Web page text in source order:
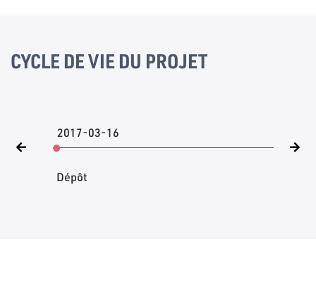
CYCLE DE VIE DU PROJET
2017-03-16
Dépôt